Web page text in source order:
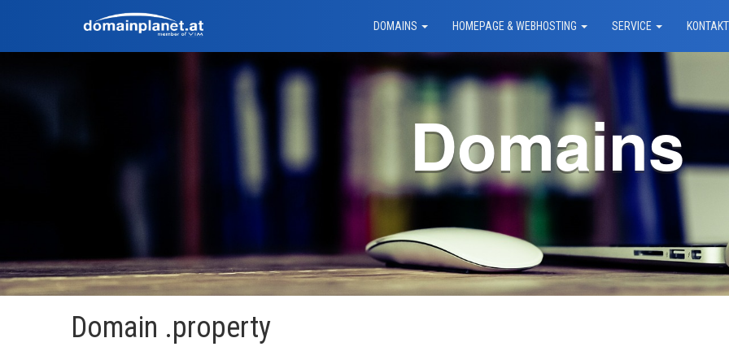
DOMAINS HOMEPAGE & WEBHOSTING SERVICE
Domains
Domain .property